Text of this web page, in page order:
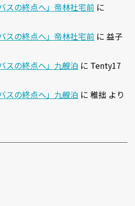
スの終点へ」帝林社宅前 に
スの終点へ」帝林社宅前 に 益子
スの終点へ」九艘泊 に Tenty17
スの終点へ」九艘泊 に 稚拙 より